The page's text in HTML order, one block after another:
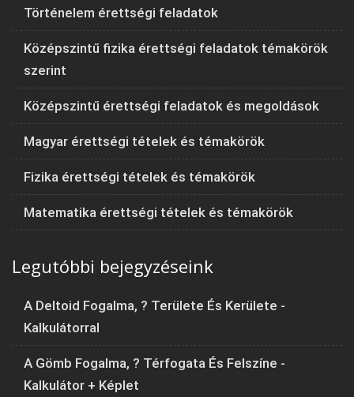
Történelem érettségi feladatok
Középszintű fizika érettségi feladatok témakörök
szerint
Középszintű érettségi feladatok és megoldások
Magyar érettségi tételek és témakörök
Fizika érettségi tételek és témakörök
Matematika érettségi tételek és témakörök
Legutóbbi bejegyzéseink
A Deltoid Fogalma, ? Területe És Kerülete -
Kalkulátorral
A Gömb Fogalma, ? Térfogata És Felszíne -
Kalkulátor + Képlet